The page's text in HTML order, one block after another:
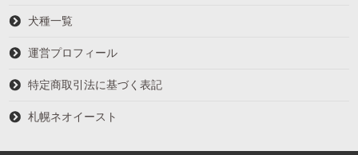
犬種一覧
運営プロフィール
特定商取引法に基づく表記
札幌ネオイースト